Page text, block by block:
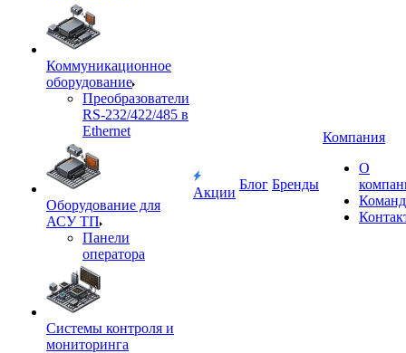
Коммуникационное
оборудование
Преобразователи
RS-232/422/485 в
Ethernet
Оборудование для
АСУ ТП
Панели
оператора
Системы контроля и
мониторинга
Акции
Блог Бренды
Компания
О